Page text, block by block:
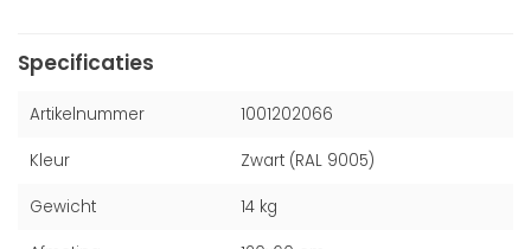
Specificaties
Artikelnummer 1001202066
Kleur Zwart (RAL 9005)
Gewicht 14 kg